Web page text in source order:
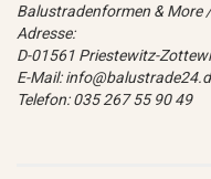
Balustradenformen & More
Adresse:
D-01561 Priestewitz-
E-Mail:
Telefon: 035 267 55 90 49